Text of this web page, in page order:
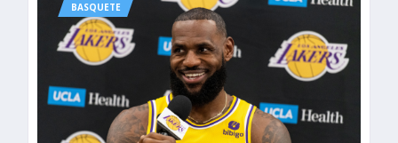
BASQUETE